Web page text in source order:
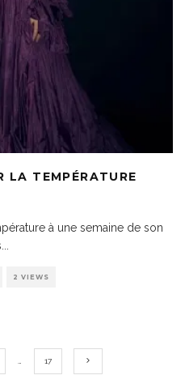
LA TEMPÉRATURE
à une semaine de son
2 VIEWS
17